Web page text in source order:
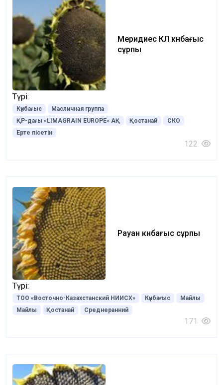
Меридиес КЛ күнбағыс
сұрпы
Түрі:
Күнбағыс
Масличная группа
ҚР-дағы «LIMAGRAIN EUROPE» АҚ
Қостанай
СКО
Ерте пісетін
122
Рауан күнбағыс cұрпы
Түрі:
ТОО «Восточно-Казахстанский НИИСХ» Күнбағыс
Майлы
Майлы
Қостанай Среднеранний
171